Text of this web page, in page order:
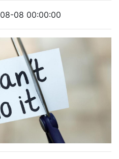
08 00:00:00